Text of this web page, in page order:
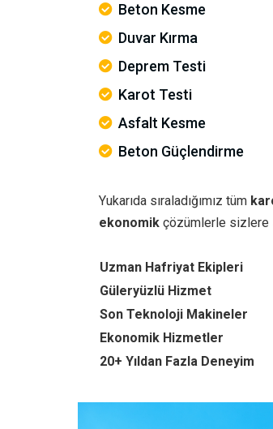
Beton Kesme
Duvar Kırma
Deprem Testi
Karot Testi
Asfalt Kesme
Beton Güçlendirme
Yukarıda sıraladığımız tüm
ekonomik çözümlerle sizlere
Uzman Hafriyat Ekipleri
Güleryüzlü Hizmet
Son Teknoloji Makineler
Ekonomik Hizmetler
20+ Yıldan Fazla Deneyim